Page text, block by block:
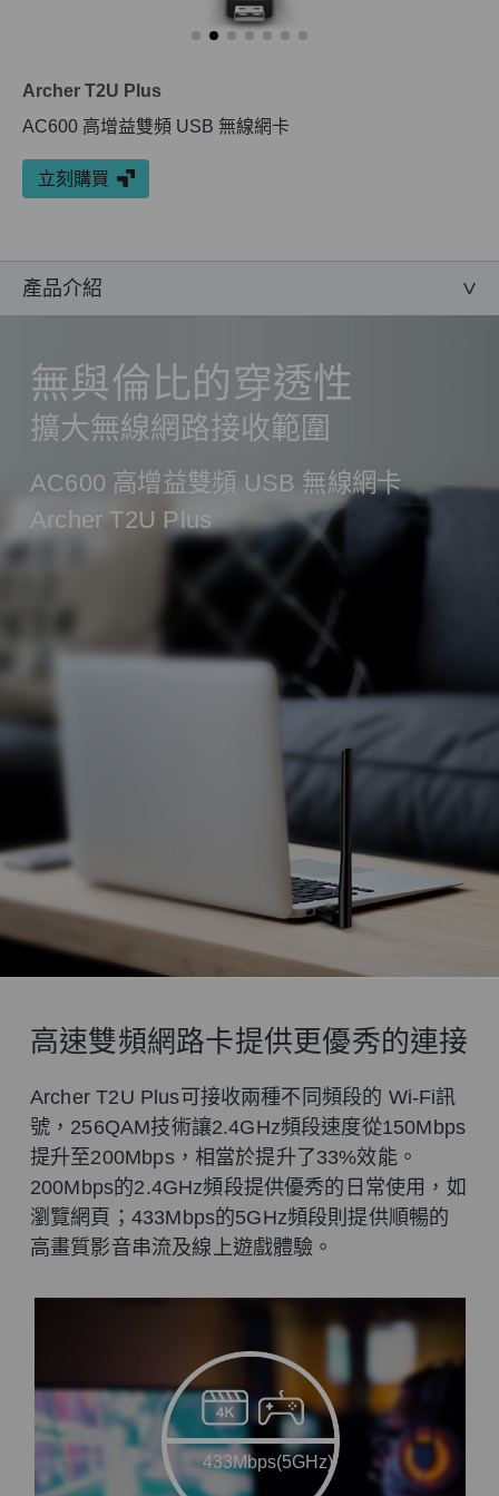
Archer T2U Plus
AC600 高增益雙頻 USB 無線網卡
立刻購買
產品介紹
無與倫比的穿透性
擴大無線網路接收範圍
AC600 高增益雙頻 USB 無線網卡
Archer T2U Plus
高速雙頻網路卡提供更優秀的連接
Archer T2U Plus可接收兩種不同頻段的 Wi-Fi訊
號，256QAM技術讓2.4GHz頻段速度從150Mbps
提升至200Mbps，相當於提升了33%效能。
200Mbps的2.4GHz頻段提供優秀的日常使用，如
瀏覽網頁；433Mbps的5GHz頻段則提供順暢的
高畫質影音串流及線上遊戲體驗。
433Mbps(5GHz)